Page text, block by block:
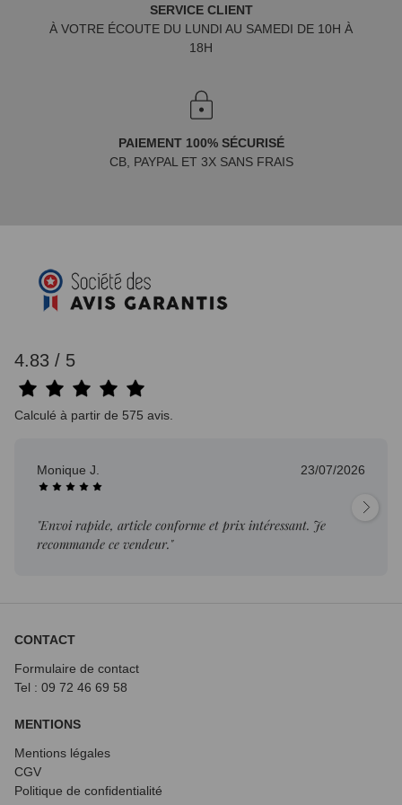
SERVICE CLIENT
À VOTRE ÉCOUTE DU LUNDI AU SAMEDI DE 10H À
18H
PAIEMENT 100% SÉCURISÉ
CB, PAYPAL ET 3X SANS FRAIS
4.83 / 5
Calculé à partir de 575 avis.
Monique J. 23/07/2026
"Envoi rapide, article conforme et prix intéressant. Je
recommande ce vendeur."
CONTACT
Formulaire de contact
Tel : 09 72 46 69 58
MENTIONS
Mentions légales
CGV
Politique de confidentialité